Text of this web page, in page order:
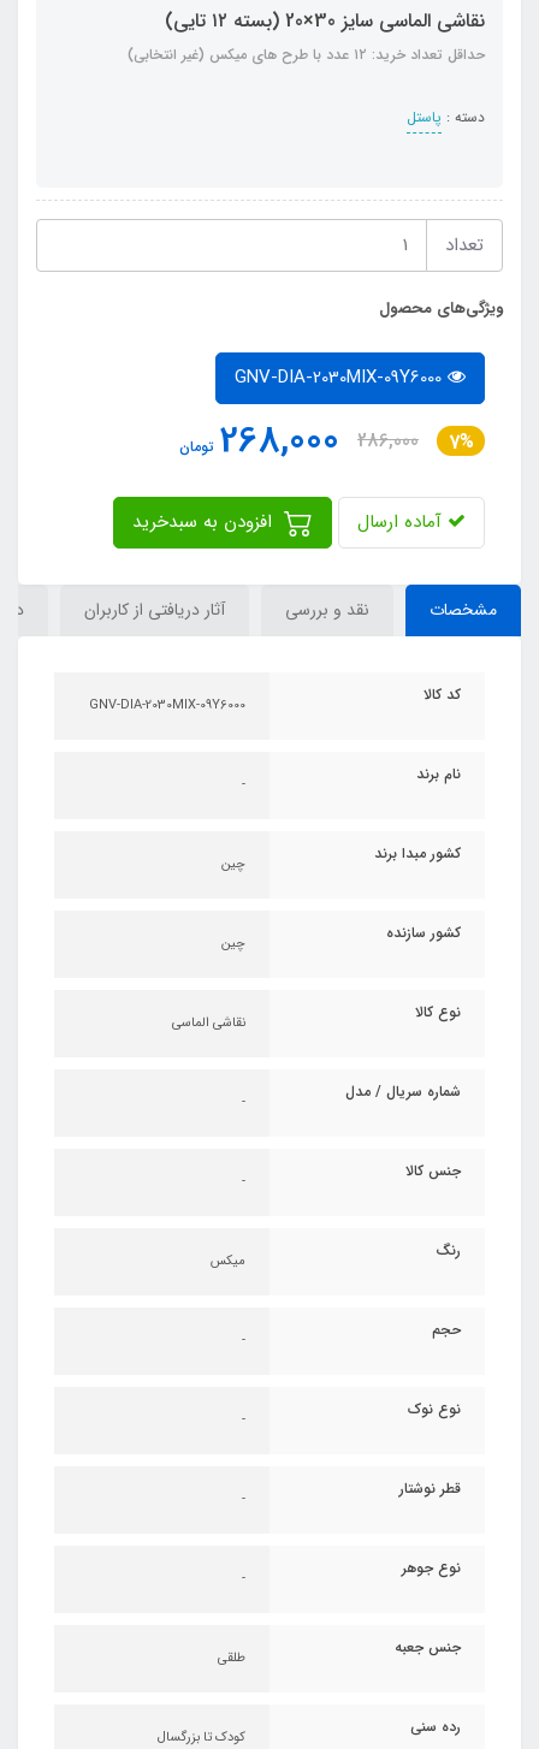
نقاشی الماسی سایز 30×20 (بسته ۱۲ تایی)
حداقل تعداد خرید: ۱۲ عدد با طرح های میکس (غیر انتخابی)
دسته : پاستل
تعداد
ویژگی‌های محصول
7%
286,000
268,000 تومان
آماده ارسال
مشخصات نقد و بررسی آثار دریافتی از کاربران
کد کالا GNV-DIA-2030MIX-09Y6000
نام برند -
کشور مبدا برند چین
کشور سازنده چین
نوع کالا نقاشی الماسی
شماره سریال / مدل -
جنس کالا -
رنگ میکس
حجم -
نوع نوک -
قطر نوشتار -
نوع جوهر -
جنس جعبه طلقی
رده سنی کودک تا بزرگسال